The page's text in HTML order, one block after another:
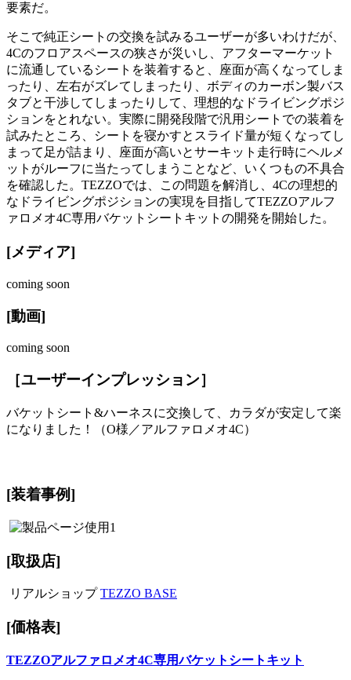
要素だ。
そこで純正シートの交換を試みるユーザーが多いわけだが、
4Cのフロアスペースの狭さが災いし、アフターマーケット
に流通しているシートを装着すると、座面が高くなってしま
ったり、左右がズレてしまったり、ボディのカーボン製バス
タブと干渉してしまったりして、理想的なドライビングポジ
ションをとれない。実際に開発段階で汎用シートでの装着を
試みたところ、シートを寝かすとスライド量が短くなってし
まって足が詰まり、座面が高いとサーキット走行時にヘルメ
ットがルーフに当たってしまうことなど、いくつもの不具合
を確認した。TEZZOでは、この問題を解消し、4Cの理想的
なドライビングポジションの実現を目指してTEZZOアルフ
ァロメオ4C専用バケットシートキットの開発を開始した。
[メディア]
coming soon
[動画]
coming soon
［ユーザーインプレッション］
バケットシート&ハーネスに交換して、カラダが安定して楽
になりました！（O様／アルファロメオ4C）
[装着事例]
[取扱店]
リアルショップTEZZO BASE
[価格表]
TEZZOアルファロメオ4C専用バケットシートキット